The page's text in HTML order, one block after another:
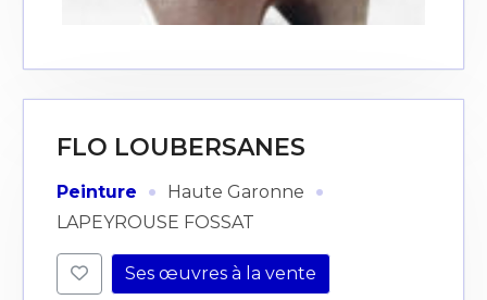
FLO LOUBERSANES
Peinture · Haute Garonne ·
LAPEYROUSE FOSSAT
Ses œuvres à la vente